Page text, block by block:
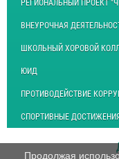
РЕГИОНАЛЬНЫЙ ПРОЕКТ
ВНЕУРОЧНАЯ
ШКОЛЬНЫЙ ХОРОВОЙ
ЮИД
ПРОТИВОДЕЙСТВИЕ
СПОРТИВНЫЕ
Продолжая